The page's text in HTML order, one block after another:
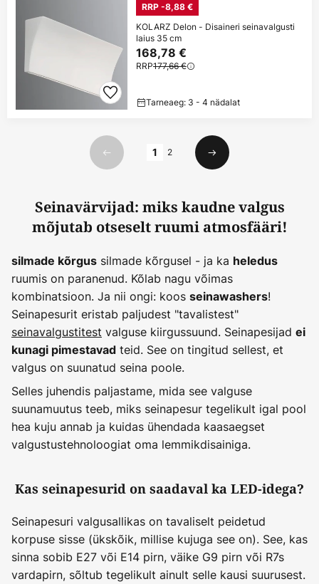
RRP -8,88 €
KOLARZ Delon - Disaineri seinavalgusti
laius 35 cm
168,78 €
RRP177,66 €
Tarneaeg: 3 - 4 nädalat
Eelmine
1 2
Järgmine
Seinavärvijad: miks kaudne valgus
mõjutab otseselt ruumi atmosfääri!
silmade kõrgus silmade kõrgusel - ja ka heledus
ruumis on paranenud. Kõlab nagu võimas
kombinatsioon. Ja nii ongi: koos seinawashers!
Seinapesurit eristab paljudest "tavalistest"
seinavalgustitest valguse kiirgussuund. Seinapesijad ei
kunagi pimestavad teid. See on tingitud sellest, et
valgus on suunatud seina poole.
Selles juhendis paljastame, mida see valguse
suunamuutus teeb, miks seinapesur tegelikult igal pool
hea kuju annab ja kuidas ühendada kaasaegset
valgustustehnoloogiat oma lemmikdisainiga.
Kas seinapesurid on saadaval ka LED-idega?
Seinapesuri valgusallikas on tavaliselt peidetud
korpuse sisse (ükskõik, millise kujuga see on). See, kas
sinna sobib E27 või E14 pirn, väike G9 pirn või R7s
vardapirn, sõltub tegelikult ainult selle kausi suurusest.